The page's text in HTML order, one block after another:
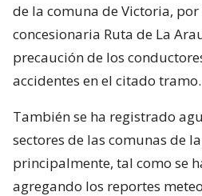
de la comuna de Victoria,
concesionaria Ruta de La
precaución de los
accidentes en el citado tramo.
También se ha registrado
sectores de las comunas de
principalmente, tal como se
agregando los reportes